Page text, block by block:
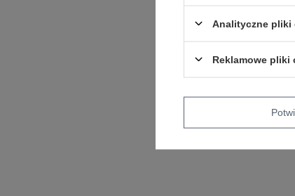
Analityczne pliki
Reklamowe pliki